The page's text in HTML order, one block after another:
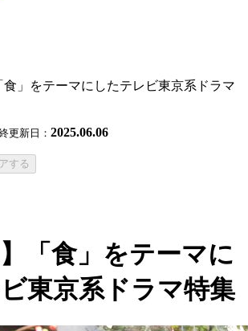
食」をテーマにしたテレビ東京系ドラマ
更新日： 2025.06.06
】「食」をテーマに
東京系ドラマ特集